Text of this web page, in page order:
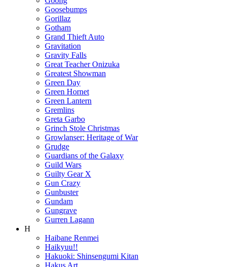
Goosebumps
Gorillaz
Gotham
Grand Thieft Auto
Gravitation
Gravity Falls
Great Teacher Onizuka
Greatest Showman
Green Day
Green Hornet
Green Lantern
Gremlins
Greta Garbo
Grinch Stole Christmas
Growlanser: Heritage of War
Grudge
Guardians of the Galaxy
Guild Wars
Guilty Gear X
Gun Crazy
Gunbuster
Gundam
Gungrave
Gurren Lagann
H
Haibane Renmei
Haikyuu!!
Hakuoki: Shinsengumi Kitan
Hakus Art